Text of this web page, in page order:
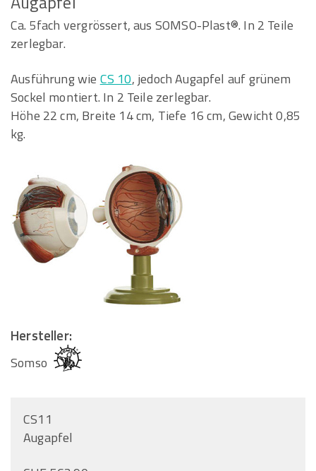
Ca. 5fach vergrössert, aus SOMSO-Plast®. In 2 Teile
zerlegbar.
Ausführung wie CS 10, jedoch Augapfel auf grünem
Sockel montiert. In 2 Teile zerlegbar.
Höhe 22 cm, Breite 14 cm, Tiefe 16 cm, Gewicht 0,85
kg.
Hersteller:
Somso
CS11
Augapfel